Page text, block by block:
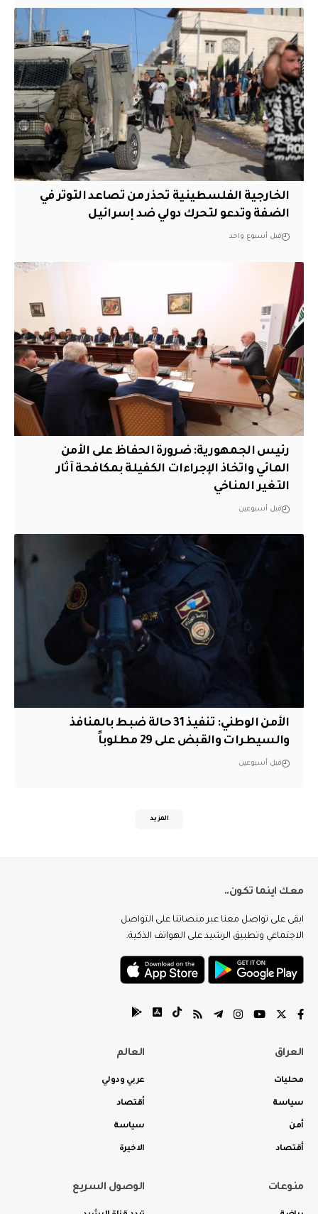
الخارجية الفلسطينية تحذر من تصاعد التوتر في
الضفة وتدعو لتحرك دولي ضد إسرائيل
قبل أسبوع واحد
رئيس الجمهورية: ضرورة الحفاظ على الأمن
المائي واتخاذ الإجراءات الكفيلة بمكافحة آثار
التغير المناخي
قبل أسبوعين
الأمن الوطني: تنفيذ 31 حالة ضبط بالمنافذ
والسيطرات والقبض على 29 مطلوباً
قبل أسبوعين
المزيد
معك اينما تكون..
ابقى على تواصل معنا عبر منصاتنا على التواصل
الاجتماعي وتطبيق الرشيد على الهواتف الذكية.
العراق
محليات
سياسة
أمن
أقتصاد
العالم
عربي ودولي
أقتصاد
سياسة
الاخيرة
منوعات الوصول السريع